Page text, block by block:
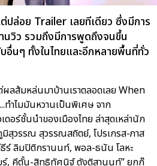
ล่อย Trailer เลยทีเดียว ซึ่งมีการ
นวิว รวมถึงมีการพูดถึงจนขึ้น
อื่นๆ ทั้งในไทยและอีกหลายพื้นที่ทั่ว
ลส้มหล่นมาบ้านเราตลอดเลย When
ำไมมันหวานเป็นพิเศษ จาก
ดอร์ชั้นนำของเมืองไทย ล่าสุดเหล่านัก
สุวรรณ สุวรรณสถิตย์, โปรเกรส-ภาส
ลิมปิติกรานนท์, พอล-ธนัน โลหะ
, คีตั้น-สิทธิทัศนิฐ์ ตังติสานนท์” ยกก๊